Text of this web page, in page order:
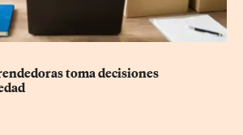
toma decisiones